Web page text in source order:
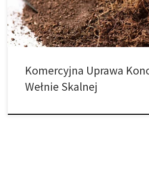
profesjonalistów na całym świecie. Poniżej
kompleksowy […]
Komercyjna Uprawa
Wełnie Skalnej